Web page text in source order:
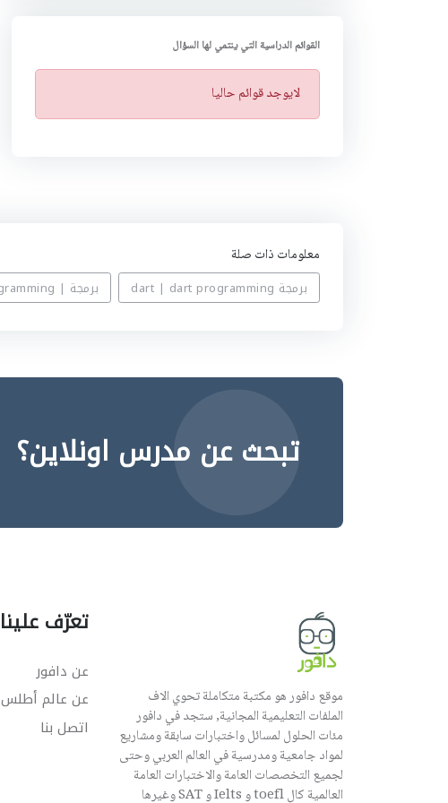
القوائم الدراسية التي ينتمي لها السؤال
ت
ن
لايوجد قوائم حاليا
معلومات ذات صلة
برمجة dart | dart programming برمجة | Programming
تبحث عن مدرس اونلاين؟
موقع دافور هو مكتبة متكاملة تحوي الاف
الملفات التعليمية المجانية, ستجد في دافور
مئات الحلول لمسائل واختبارات سابقة ومشاريع
لمواد جامعية ومدرسية في العالم العربي وحتى
لجميع التخصصات العامة والاختبارات العامة
العالمية كال toefl و Ielts و SAT وغيرها
تعرّف علينا
عن دافور
عن عالم أطلس
اتصل بنا